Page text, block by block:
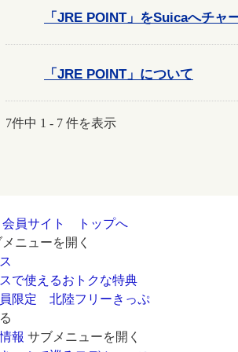
「JRE POINT」をSuicaへチャ
「JRE POINT」について
7件中 1 - 7 件を表示
会員サイト トップへ
ニューを開く
で使えるおトクな特典
限定 北陸フリーきっぷ
報 サブメニューを開く